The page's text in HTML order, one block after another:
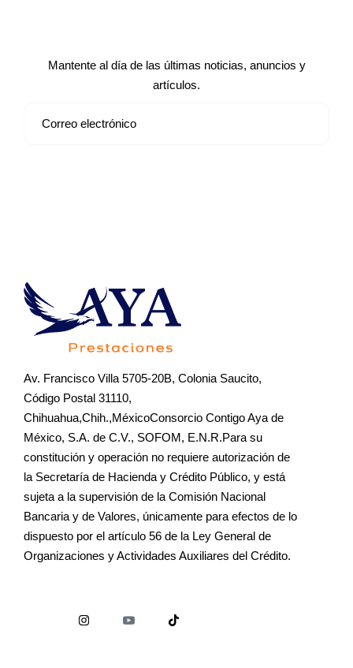
Mantente al día de las últimas noticias, anuncios y
artículos.
Av. Francisco Villa 5705-20B, Colonia Saucito,
Código Postal 31110,
Chihuahua,Chih.,MéxicoConsorcio Contigo Aya de
México, S.A. de C.V., SOFOM, E.N.R.Para su
constitución y operación no requiere autorización de
la Secretaría de Hacienda y Crédito Público, y está
sujeta a la supervisión de la Comisión Nacional
Bancaria y de Valores, únicamente para efectos de lo
dispuesto por el artículo 56 de la Ley General de
Organizaciones y Actividades Auxiliares del Crédito.